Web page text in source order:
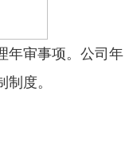
年审事项。公司年
度。